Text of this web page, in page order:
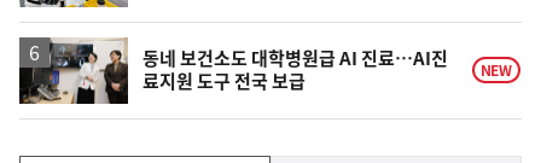
하
락
동네 보건소도 대학병원급 AI 진료…AI진
료지원 도구 전국 보급
NEW